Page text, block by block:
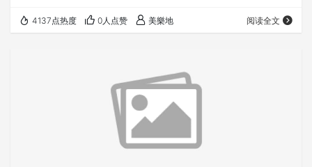
Linux，但是很遗憾，速度不够快，延迟较严重。 于是我们
获得额外空间，最多8G，加起来就是10G，够用了吧。这
4137点热度 0人点赞 美樂地 阅读全文